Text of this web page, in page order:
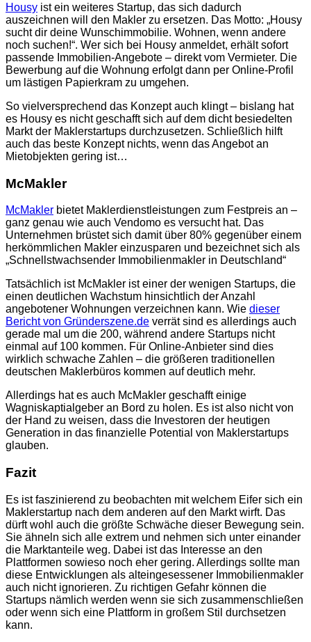
Housy ist ein weiteres Startup, das sich dadurch
auszeichnen will den Makler zu ersetzen. Das Motto: „Housy
sucht dir deine Wunschimmobilie. Wohnen, wenn andere
noch suchen!“. Wer sich bei Housy anmeldet, erhält sofort
passende Immobilien-Angebote – direkt vom Vermieter. Die
Bewerbung auf die Wohnung erfolgt dann per Online-Profil
um lästigen Papierkram zu umgehen.
So vielversprechend das Konzept auch klingt – bislang hat
es Housy es nicht geschafft sich auf dem dicht besiedelten
Markt der Maklerstartups durchzusetzen. Schließlich hilft
auch das beste Konzept nichts, wenn das Angebot an
Mietobjekten gering ist…
McMakler
McMakler bietet Maklerdienstleistungen zum Festpreis an –
ganz genau wie auch Vendomo es versucht hat. Das
Unternehmen brüstet sich damit über 80% gegenüber einem
herkömmlichen Makler einzusparen und bezeichnet sich als
„Schnellstwachsender Immobilienmakler in Deutschland“
Tatsächlich ist McMakler ist einer der wenigen Startups, die
einen deutlichen Wachstum hinsichtlich der Anzahl
angebotener Wohnungen verzeichnen kann. Wie dieser
Bericht von Gründerszene.de verrät sind es allerdings auch
gerade mal um die 200, während andere Startups nicht
einmal auf 100 kommen. Für Online-Anbieter sind dies
wirklich schwache Zahlen – die größeren traditionellen
deutschen Maklerbüros kommen auf deutlich mehr.
Allerdings hat es auch McMakler geschafft einige
Wagniskaptialgeber an Bord zu holen. Es ist also nicht von
der Hand zu weisen, dass die Investoren der heutigen
Generation in das finanzielle Potential von Maklerstartups
glauben.
Fazit
Es ist faszinierend zu beobachten mit welchem Eifer sich ein
Maklerstartup nach dem anderen auf den Markt wirft. Das
dürft wohl auch die größte Schwäche dieser Bewegung sein.
Sie ähneln sich alle extrem und nehmen sich unter einander
die Marktanteile weg. Dabei ist das Interesse an den
Plattformen sowieso noch eher gering. Allerdings sollte man
diese Entwicklungen als alteingesessener Immobilienmakler
auch nicht ignorieren. Zu richtigen Gefahr können die
Startups nämlich werden wenn sie sich zusammenschließen
oder wenn sich eine Plattform in großem Stil durchsetzen
kann.